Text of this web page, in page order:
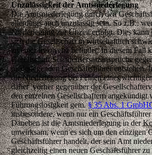
Unzulässigkeit der Amtsniederlegung
Die Amtsniederlegung durch den
allerdings auch unzulässig sein. So z.B.,
Niederlegung zur Unzeit erfolgt. Dies kann
sich die Gesellschaft in wirtschaftlich
an einer Insolvenz befindet. In diesem Fall
Gesellschaft Schadensersatzansprüche
niederlegenden Geschäftsführer entstehen.
die Niederlegung bei Fehlen eines
daher vorher gegenüber der
den einzelnen Gesellschaftern angekündigt
Führungslosigkeit gem.§ 35 Abs. 1
insbesondere, wenn nur ein
Daneben ist die Amtsniederlegung in der
unwirksam, wenn es sich um den einzigen
Geschäftsführer handelt, der sein Amt
gleichzeitig einen neuen Geschäftsführer zu